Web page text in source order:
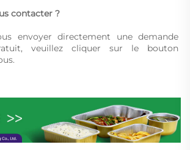
contacter ?
envoyer directement une demande
veuillez cliquer sur le bouton